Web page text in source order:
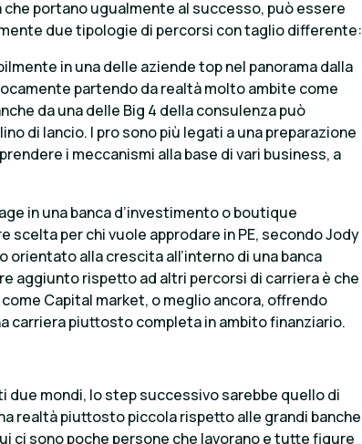
portano ugualmente al successo, può essere
due tipologie di percorsi con taglio differente:
in una delle aziende top nel panorama dalla
partendo da realtà molto ambite come
da una delle Big 4 della consulenza può
di lancio. I pro sono più legati a una preparazione
i meccanismi alla base di vari business, a
in una banca d’investimento o boutique
scelta per chi vuole approdare in PE, secondo Jody
orientato alla crescita all’interno di una banca
aggiunto rispetto ad altri percorsi di carriera è che
Capital market, o meglio ancora, offrendo
carriera piuttosto completa in ambito finanziario.
due mondi, lo step successivo sarebbe quello di
realtà piuttosto piccola rispetto alle grandi banche
ci sono poche persone che lavorano e tutte figure